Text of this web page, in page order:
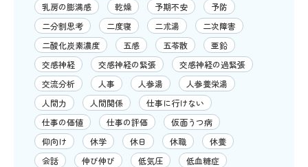
乳房の膨満感
乾燥 予期不安
予防
二分割思考
二度寝 二朮湯
二次障害
二酸化炭素濃度
五感 五苓散
亜鉛
交感神経
交感神経の緊張
交感神経の過緊張
交流分析
人事 人参湯
人参養栄湯
人間力
人間関係
仕事に行けない
仕事の価値
仕事の評価
仮面うつ病
仰向け
休学 休日 休職
休養
会話
伸び伸び 低気圧
低血糖症